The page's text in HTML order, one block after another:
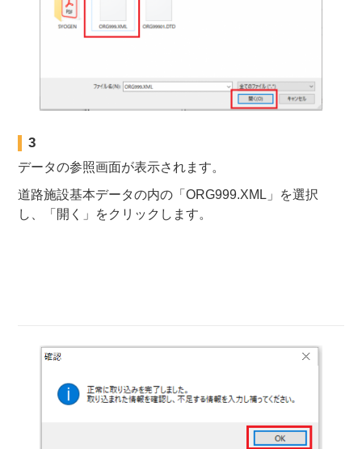
3
データの参照画面が表示されます。
道路施設基本データの内の「ORG999.XML」を選択
し、「開く」をクリックします。